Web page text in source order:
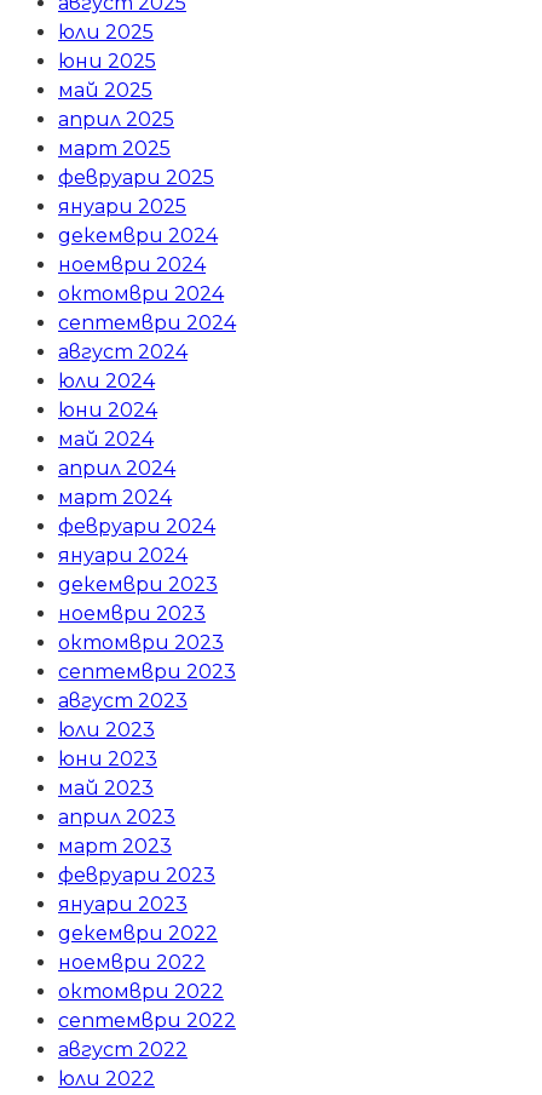
юли 2025
юни 2025
май 2025
април 2025
март 2025
февруари 2025
януари 2025
декември 2024
ноември 2024
октомври 2024
септември 2024
август 2024
юли 2024
юни 2024
май 2024
април 2024
март 2024
февруари 2024
януари 2024
декември 2023
ноември 2023
октомври 2023
септември 2023
август 2023
юли 2023
юни 2023
май 2023
април 2023
март 2023
февруари 2023
януари 2023
декември 2022
ноември 2022
октомври 2022
септември 2022
август 2022
юли 2022